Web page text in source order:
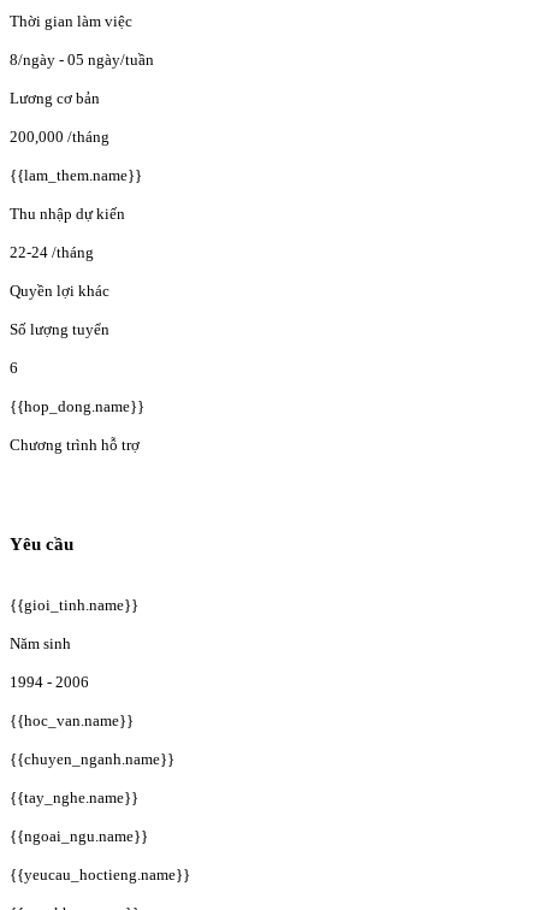
Thời gian làm việc
8/ngày - 05 ngày/tuần
Lương cơ bản
200,000 /tháng
{{lam_them.name}}
Thu nhập dự kiến
22-24 /tháng
Quyền lợi khác
Số lượng tuyển
6
{{hop_dong.name}}
Chương trình hỗ trợ
Yêu cầu
{{gioi_tinh.name}}
Năm sinh
1994 - 2006
{{hoc_van.name}}
{{chuyen_nganh.name}}
{{tay_nghe.name}}
{{ngoai_ngu.name}}
{{yeucau_hoctieng.name}}